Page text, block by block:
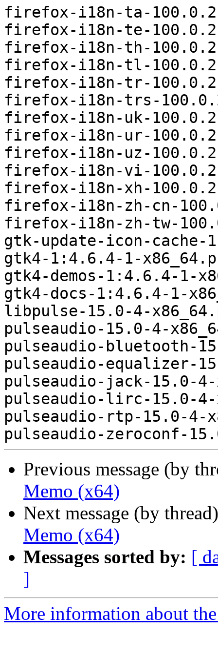
Previous message (by
Memo (x64)
Next message (by
Memo (x64)
Messages sorted by: [
]
More information about